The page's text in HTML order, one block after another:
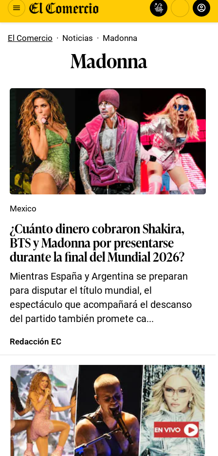
El Comercio · Noticias · Madonna
Madonna
¿Cuánto dinero cobraron Shakira,
BTS y Madonna por presentarse
durante la final del Mundial 2026?
Mientras España y Argentina se preparan
para disputar el título mundial, el
espectáculo que acompañará el descanso
del partido también promete ca...
Mexico
Redacción EC